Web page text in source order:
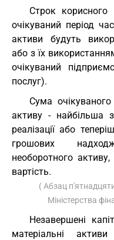
Строк корисного
очікуваний період
активи будуть
або з їх
очікуваний
послуг).
Сума
активу - найбільша
реалізації або
грошових
необоротного
вартість.
( Абзац
Міністерства
Незавершені
матеріальні